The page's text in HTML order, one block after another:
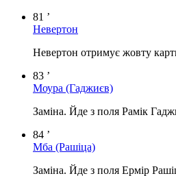
81 ’
Невертон
Невертон отримує жовту
83 ’
Моура (Гаджиєв)
Заміна. Йде з поля Рамік
84 ’
Мба (Рашіца)
Заміна. Йде з поля Ермір